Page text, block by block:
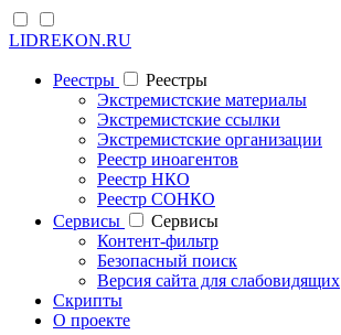
LIDREKON.RU
Реестры
Реестры
Экстремистские материалы
Экстремистские ссылки
Экстремистские организации
Реестр иноагентов
Реестр НКО
Реестр СОНКО
Cервисы
Cервисы
Контент-фильтр
Безопасный поиск
Версия сайта для слабовидящих
Скрипты
О проекте